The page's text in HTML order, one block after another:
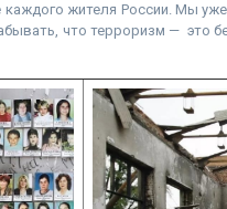
жителя России. Мы
что терроризм — это